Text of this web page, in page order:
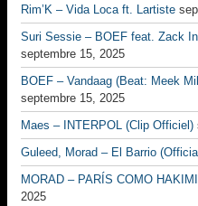
Rim’K – Vida Loca ft. Lartiste
Suri Sessie – BOEF feat. Zack
septembre 15, 2025
BOEF – Vandaag (Beat: Meek
septembre 15, 2025
Maes – INTERPOL (Clip Officiel)
Guleed, Morad – El Barrio
MORAD – PARÍS COMO
2025